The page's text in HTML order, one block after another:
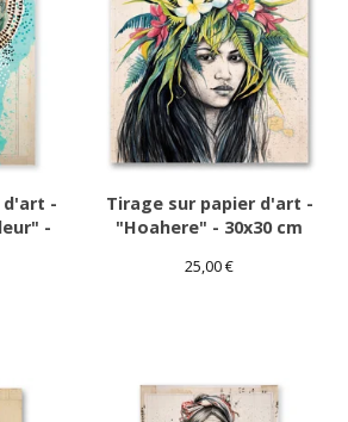
d'art -
-
Tirage sur papier d'art -
"Hoahere" - 30x30 cm
25,00€